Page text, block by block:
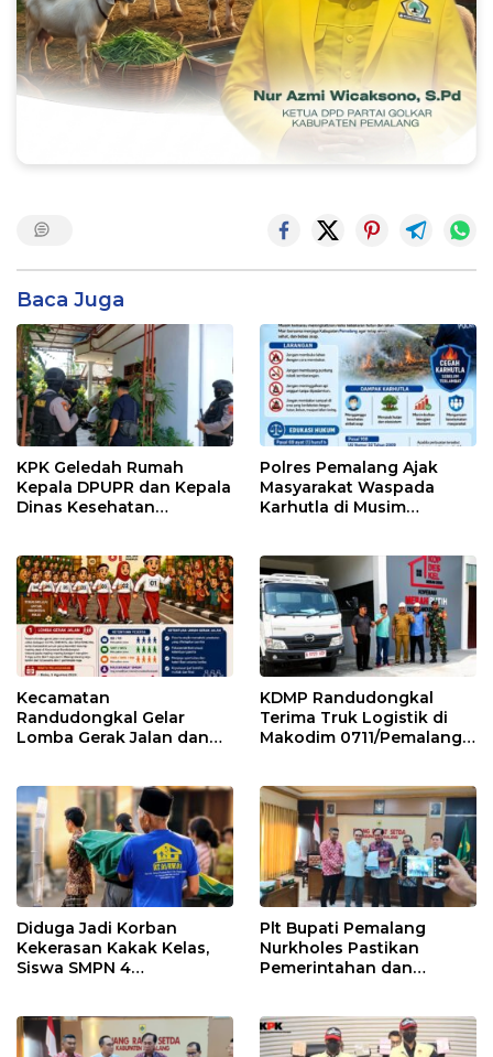
Baca Juga
KPK Geledah Rumah
Kepala DPUPR dan Kepala
Dinas Kesehatan
Polres Pemalang Ajak
Masyarakat Waspada
Karhutla di Musim
Kecamatan
Randudongkal Gelar
Lomba Gerak Jalan dan
KDMP Randudongkal
Terima Truk Logistik di
Makodim 0711/Pemalang
Diduga Jadi Korban
Kekerasan Kakak Kelas,
Siswa SMPN 4
Plt Bupati Pemalang
Nurkholes Pastikan
Pemerintahan dan